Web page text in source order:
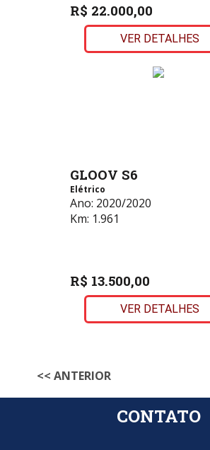
R$ 22.000,00
VER DETALHES
GLOOV S6
Elétrico
Ano: 2020/2020
Km: 1.961
R$ 13.500,00
VER DETALHES
<< ANTERIOR
CONTATO